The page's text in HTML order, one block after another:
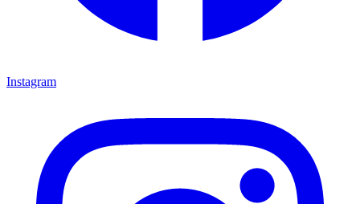
Instagram